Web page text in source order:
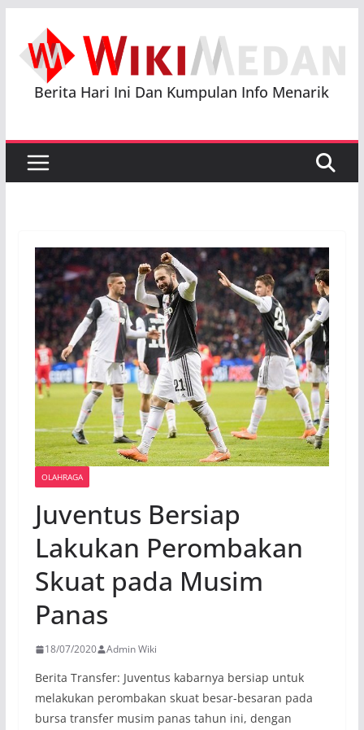
content
Berita Hari Ini Dan Kumpulan Info Menarik
OLAHRAGA
Juventus Bersiap
Lakukan Perombakan
Skuat pada Musim
Panas
18/07/2020 Admin Wiki
Berita Transfer: Juventus kabarnya bersiap untuk
melakukan perombakan skuat besar-besaran pada
bursa transfer musim panas tahun ini, dengan